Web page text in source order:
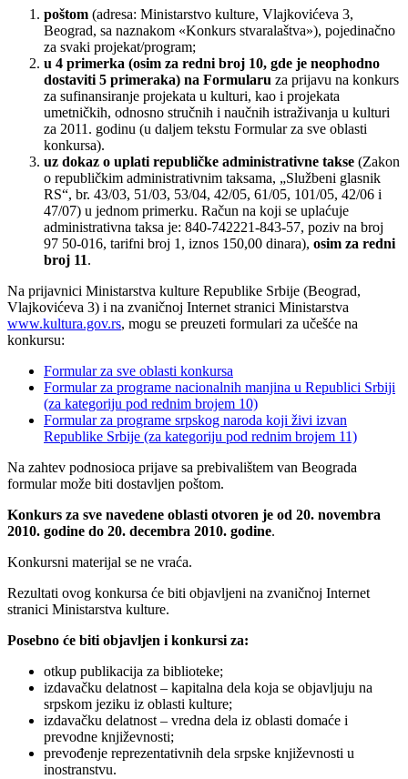
poštom (adresa: Ministarstvo kulture, Vlajkovićeva 3,
Beograd, sa naznakom «Konkurs stvaralaštva»), pojedinačno
za svaki projekat/program;
u 4 primerka (osim za redni broj 10, gde je neophodno
dostaviti 5 primeraka) na Formularu za prijavu na konkurs
za sufinansiranje projekata u kulturi, kao i projekata
umetničkih, odnosno stručnih i naučnih istraživanja u kulturi
za 2011. godinu (u daljem tekstu Formular za sve oblasti
konkursa).
uz dokaz o uplati republičke administrativne takse (Zakon
o republičkim administrativnim taksama, „Službeni glasnik
RS“, br. 43/03, 51/03, 53/04, 42/05, 61/05, 101/05, 42/06 i
47/07) u jednom primerku. Račun na koji se uplaćuje
administrativna taksa je: 840-742221-843-57, poziv na broj
97 50-016, tarifni broj 1, iznos 150,00 dinara), osim za redni
broj 11.
Na prijavnici Ministarstva kulture Republike Srbije (Beograd,
Vlajkovićeva 3) i na zvaničnoj Internet stranici Ministarstva
www.kultura.gov.rs, mogu se preuzeti formulari za učešće na
konkursu:
Formular za sve oblasti konkursa
Formular za programe nacionalnih manjina u Republici Srbiji
(za kategoriju pod rednim brojem 10)
Formular za programe srpskog naroda koji živi izvan
Republike Srbije (za kategoriju pod rednim brojem 11)
Na zahtev podnosioca prijave sa prebivalištem van Beograda
formular može biti dostavljen poštom.
Konkurs za sve navedene oblasti otvoren je od 20. novembra
2010. godine do 20. decembra 2010. godine.
Konkursni materijal se ne vraća.
Rezultati ovog konkursa će biti objavljeni na zvaničnoj Internet
stranici Ministarstva kulture.
Posebno će biti objavljen i konkursi za:
otkup publikacija za biblioteke;
izdavačku delatnost – kapitalna dela koja se objavljuju na
srpskom jeziku iz oblasti kulture;
izdavačku delatnost – vredna dela iz oblasti domaće i
prevodne književnosti;
prevođenje reprezentativnih dela srpske književnosti u
inostranstvu.